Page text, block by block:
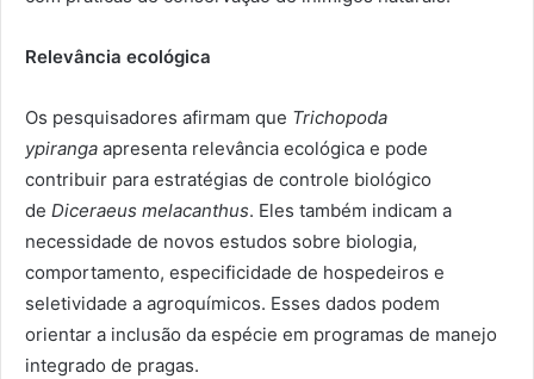
Relevância ecológica
Os pesquisadores afirmam que Trichopoda
ypiranga apresenta relevância ecológica e pode
contribuir para estratégias de controle biológico
de Diceraeus melacanthus. Eles também indicam a
necessidade de novos estudos sobre biologia,
comportamento, especificidade de hospedeiros e
seletividade a agroquímicos. Esses dados podem
orientar a inclusão da espécie em programas de manejo
integrado de pragas.